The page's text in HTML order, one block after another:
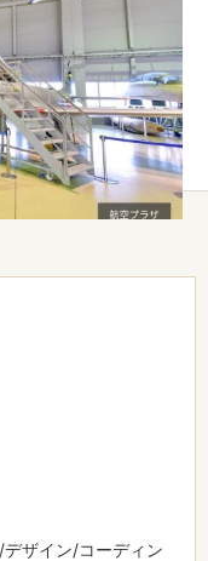
KOMATOVR360（コ
名所や観光施設を、高
うな感覚でバーチャ
などの特別な機器を使
マートフォンでそのま
ザイン/コーディン